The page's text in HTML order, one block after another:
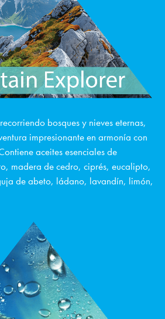
bosques y nieves eternas,
impresionante en armonía con
aceites esenciales de
madera de cedro, ciprés, eucalipto,
de abeto, ládano, lavandín, limón,